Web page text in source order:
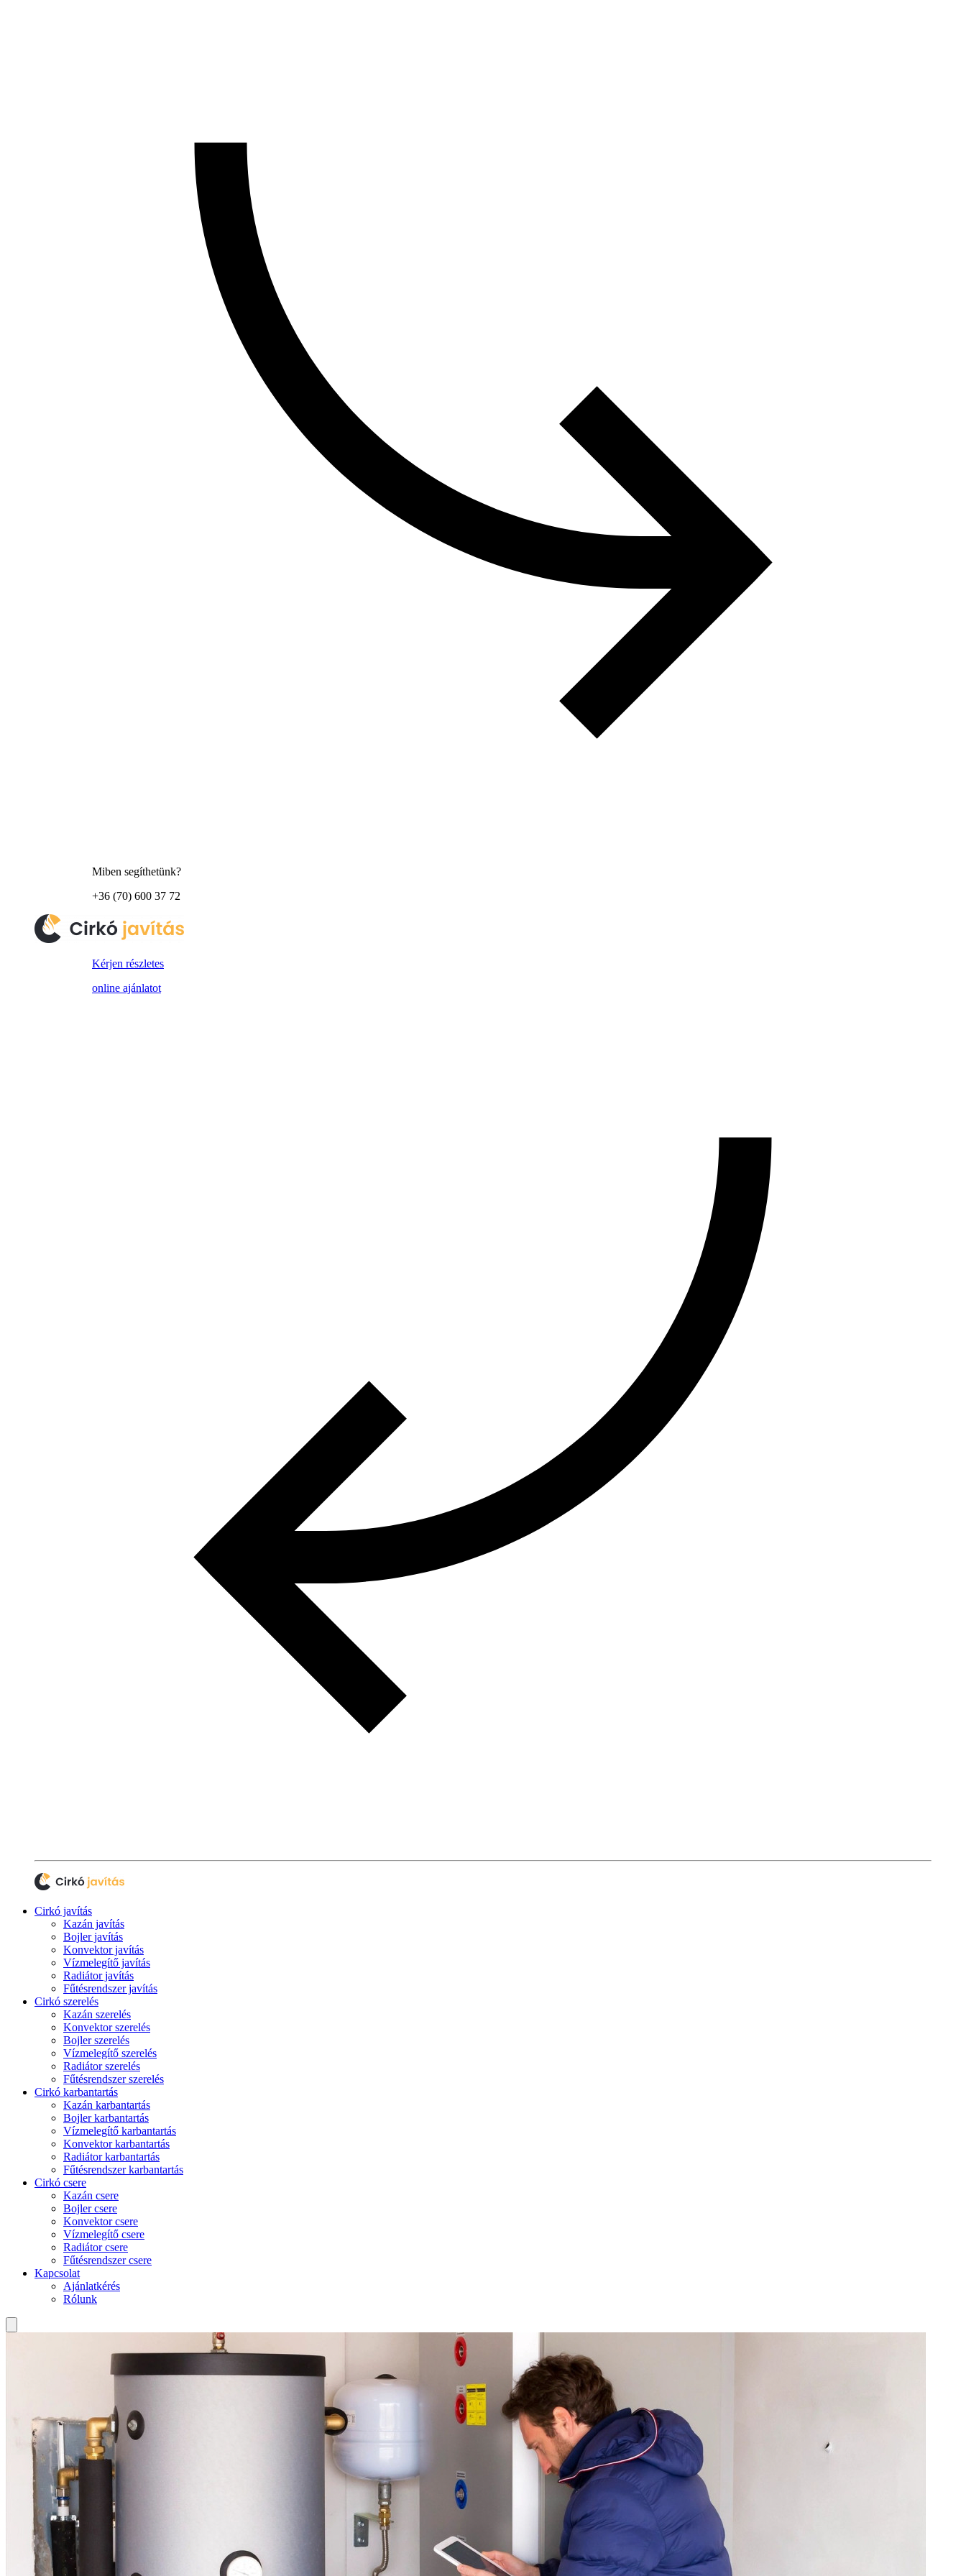
Miben segíthetünk?
+36 (70) 600 37 72
Kérjen részletes
online ajánlatot
Cirkó javítás
Kazán javítás
Bojler javítás
Konvektor javítás
Vízmelegítő javítás
Radiátor javítás
Fűtésrendszer javítás
Cirkó szerelés
Kazán szerelés
Konvektor szerelés
Bojler szerelés
Vízmelegítő szerelés
Radiátor szerelés
Fűtésrendszer szerelés
Cirkó karbantartás
Kazán karbantartás
Bojler karbantartás
Vízmelegítő karbantartás
Konvektor karbantartás
Radiátor karbantartás
Fűtésrendszer karbantartás
Cirkó csere
Kazán csere
Bojler csere
Konvektor csere
Vízmelegítő csere
Radiátor csere
Fűtésrendszer csere
Kapcsolat
Ajánlatkérés
Rólunk